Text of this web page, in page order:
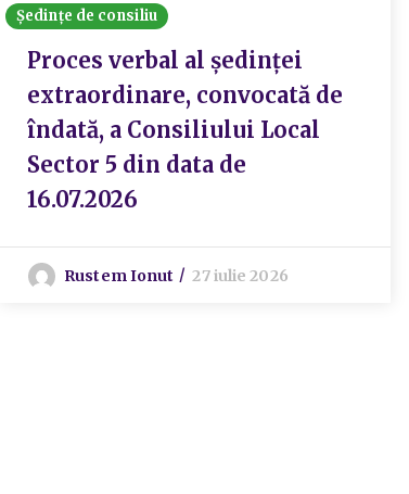
Ședințe de consiliu
Proces verbal al ședinței
extraordinare, convocată de
îndată, a Consiliului Local
Sector 5 din data de
16.07.2026
Rustem Ionut 27 iulie 2026